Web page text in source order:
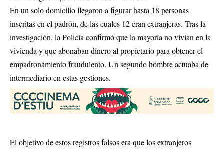
En un solo domicilio llegaron a figurar hasta 18 personas
inscritas en el padrón, de las cuales 12 eran extranjeras. Tras la
investigación, la Policía confirmó que la mayoría no vivían en la
vivienda y que abonaban dinero al propietario para obtener el
empadronamiento fraudulento. Un segundo hombre actuaba de
intermediario en estas gestiones.
El objetivo de estos registros falsos era que los extranjeros